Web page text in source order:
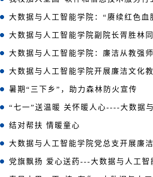
大数据与人工智能学院：“赓续红色
大数据与人工智能学院副院长胥胜林
大数据与人工智能学院：廉洁从教强
大数据与人工智能学院开展廉洁文化
暑期“三下乡”，助力森林防火宣传
“七一”送温暖 关怀暖人心----大数据
结对帮扶 情暖童心
大数据与人工智能学院党总支开展廉
党旗飘扬 爱心送药---大数据与人工